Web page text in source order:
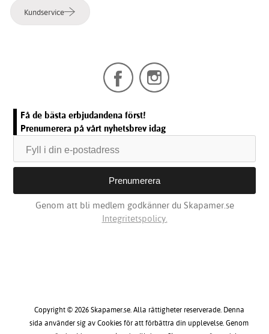
Kundservice
Få de bästa erbjudandena först!
Prenumerera på vårt nyhetsbrev idag
Genom att bli medlem godkänner du Skapamer.se
Integritetspolicy.
Copyright © 2026 Skapamer.se. Alla rättigheter reserverade. Denna
sida använder sig av Cookies för att förbättra din upplevelse. Genom